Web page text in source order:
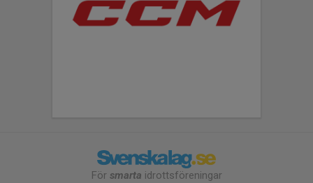
För smarta idrottsföreningar